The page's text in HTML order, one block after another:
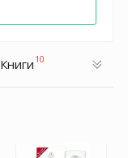
Книги 10